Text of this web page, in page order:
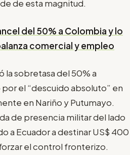
de esta magnitud.
del 50% a Colombia y lo
comercial y empleo
la sobretasa del 50% a
el “descuido absoluto” en
en Nariño y Putumayo.
de presencia militar del lado
a Ecuador a destinar US$ 400
el control fronterizo.